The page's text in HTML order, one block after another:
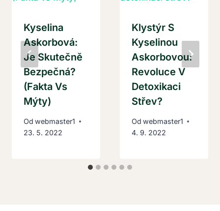
Kyselina
Askorbová:
Je Skutečně
Bezpečná?
(Fakta Vs
Mýty)
Od webmaster1
23. 5. 2022
Klystýr S
Kyselinou
Askorbovou:
Revoluce V
Detoxikaci
Střev?
Od webmaster1
4. 9. 2022